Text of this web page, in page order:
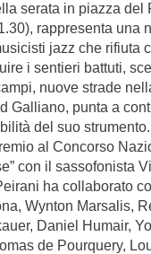
serata in piazza del
rappresenta una
jazz che rifiuta
i sentieri battuti,
nuove strade
Galliano, punta a
del suo
al Concorso
con il sassofonista
ha collaborato
Wynton Marsalis,
Daniel Humair,
de Pourquery,